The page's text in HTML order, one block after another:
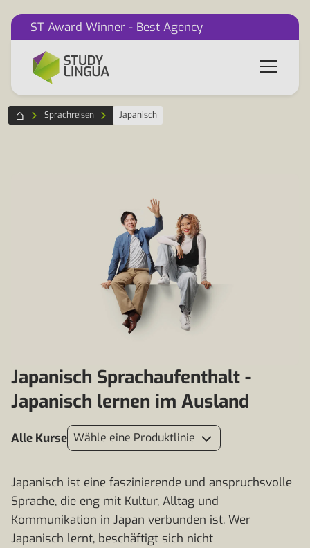
ST Award Winner - Best Agency
Sprachreisen Japanisch
Japanisch Sprachaufenthalt -
Japanisch lernen im Ausland
Alle Kurse Wähle eine Produktlinie
Japanisch ist eine faszinierende und anspruchsvolle
Sprache, die eng mit Kultur, Alltag und
Kommunikation in Japan verbunden ist. Wer
Japanisch lernt, beschäftigt sich nicht